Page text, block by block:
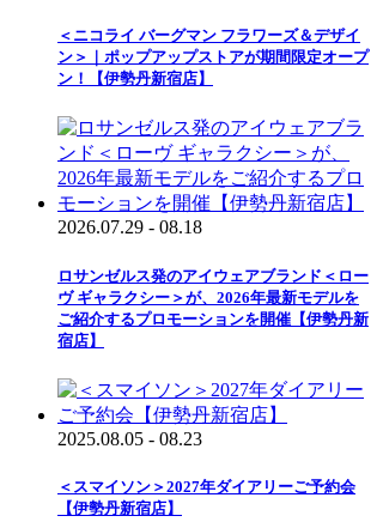
＜ニコライ バーグマン フラワーズ＆デザイ
ン＞｜ポップアップストアが期間限定オープ
ン！【伊勢丹新宿店】
2026.07.29 - 08.18
ロサンゼルス発のアイウェアブランド＜ロー
ヴ ギャラクシー＞が、2026年最新モデルを
ご紹介するプロモーションを開催【伊勢丹新
宿店】
2025.08.05 - 08.23
＜スマイソン＞2027年ダイアリーご予約会
【伊勢丹新宿店】